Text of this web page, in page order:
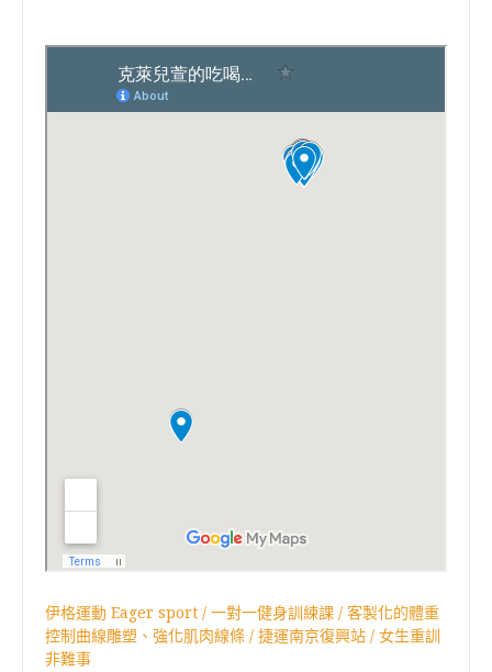
伊格運動 Eager sport / 一對一健身訓練課 / 客製化的體重
控制曲線雕塑、強化肌肉線條 / 捷運南京復興站 / 女生重訓
非難事